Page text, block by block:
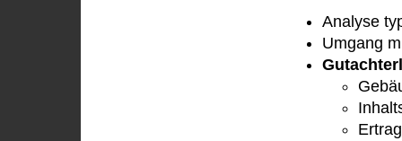
Analyse
Umgang